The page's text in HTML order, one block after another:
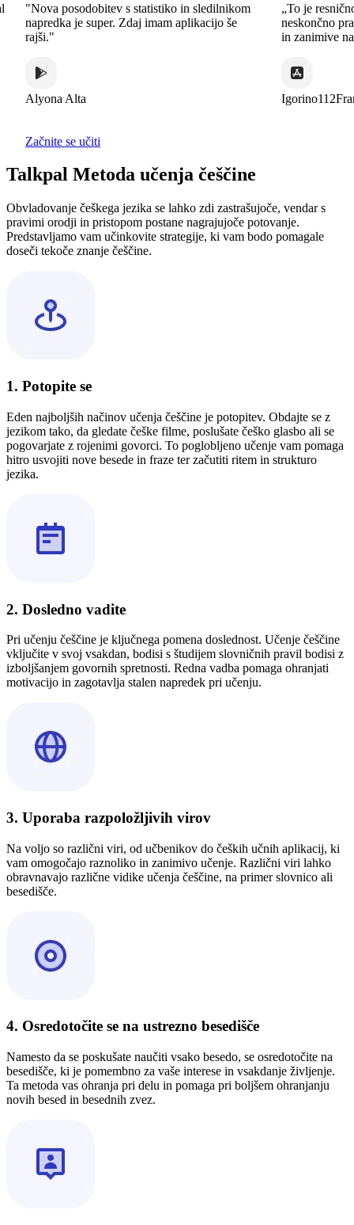
"Nova posodobitev s statistiko in sledilnikom
napredka je super. Zdaj imam aplikacijo še
rajši."
Alyona Alta
„To je
neskončno
in zanimive
Začnite se učiti
Talkpal Metoda učenja češčine
Obvladovanje češkega jezika se lahko zdi zastrašujoče, vendar s
pravimi orodji in pristopom postane nagrajujoče potovanje.
Predstavljamo vam učinkovite strategije, ki vam bodo pomagale
doseči tekoče znanje češčine.
1. Potopite se
Eden najboljših načinov učenja češčine je potopitev. Obdajte se z
jezikom tako, da gledate češke filme, poslušate češko glasbo ali se
pogovarjate z rojenimi govorci. To poglobljeno učenje vam pomaga
hitro usvojiti nove besede in fraze ter začutiti ritem in strukturo
jezika.
2. Dosledno vadite
Pri učenju češčine je ključnega pomena doslednost. Učenje češčine
vključite v svoj vsakdan, bodisi s študijem slovničnih pravil bodisi z
izboljšanjem govornih spretnosti. Redna vadba pomaga ohranjati
motivacijo in zagotavlja stalen napredek pri učenju.
3. Uporaba razpoložljivih virov
Na voljo so različni viri, od učbenikov do čeških učnih aplikacij, ki
vam omogočajo raznoliko in zanimivo učenje. Različni viri lahko
obravnavajo različne vidike učenja češčine, na primer slovnico ali
besedišče.
4. Osredotočite se na ustrezno besedišče
Namesto da se poskušate naučiti vsako besedo, se osredotočite na
besedišče, ki je pomembno za vaše interese in vsakdanje življenje.
Ta metoda vas ohranja pri delu in pomaga pri boljšem ohranjanju
novih besed in besednih zvez.